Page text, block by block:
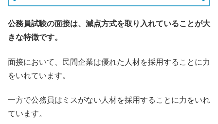
公務員試験の面接は、減点方式を取り入れていることが大
きな特徴です。
面接において、民間企業は優れた人材を採用することに力
をいれています。
一方で公務員はミスがない人材を採用することに力をいれ
ています。